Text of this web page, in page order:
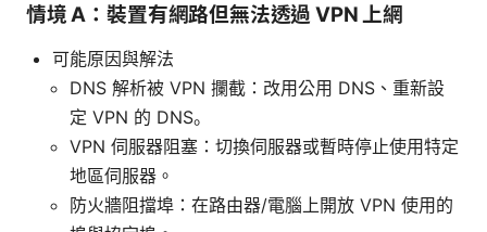
情境 A：裝置有網路但無法透過 VPN 上網
可能原因與解法
DNS 解析被 VPN 攔截：改用公用 DNS、重新設
定 VPN 的 DNS。
VPN 伺服器阻塞：切換伺服器或暫時停止使用特定
地區伺服器。
防火牆阻擋埠：在路由器/電腦上開放 VPN 使用的